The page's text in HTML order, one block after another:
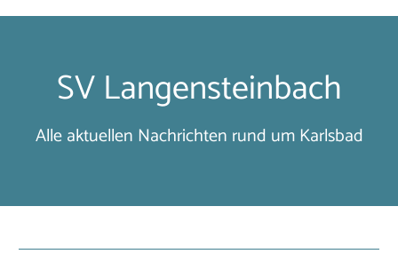
SV Langensteinbach
Alle aktuellen Nachrichten rund um Karlsbad